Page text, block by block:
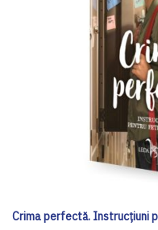
Crima perfectă. Instrucțiuni